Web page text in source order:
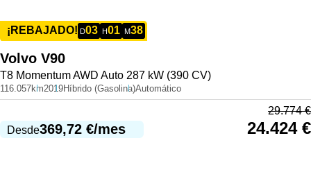
¡REBAJADO! D03 H01 M38
Volvo V90
T8 Momentum AWD Auto 287 kW (390 CV)
116.057km2019Híbrido (Gasolina)Automático
Desde369,72 €/mes
29.774€
24.424 €